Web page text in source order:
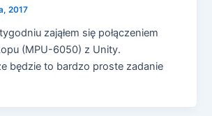
2017
zająłem się połączeniem
(MPU-6050) z Unity.
będzie to bardzo proste zadanie